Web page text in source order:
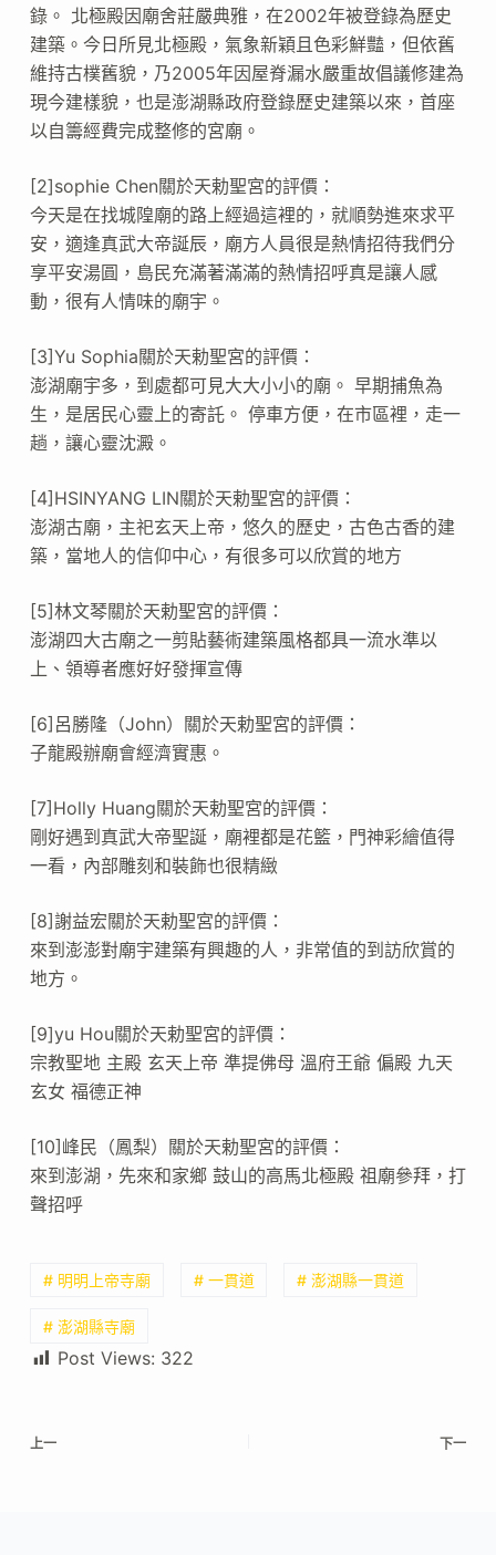
錄。 北極殿因廟舍莊嚴典雅，在2002年被登錄為歷史
建築。今日所見北極殿，氣象新穎且色彩鮮豔，但依舊
維持古樸舊貌，乃2005年因屋脊漏水嚴重故倡議修建為
現今建樣貌，也是澎湖縣政府登錄歷史建築以來，首座
以自籌經費完成整修的宮廟。
[2]sophie Chen關於天勅聖宮的評價：
今天是在找城隍廟的路上經過這裡的，就順勢進來求平
安，適逢真武大帝誕辰，廟方人員很是熱情招待我們分
享平安湯圓，島民充滿著滿滿的熱情招呼真是讓人感
動，很有人情味的廟宇。
[3]Yu Sophia關於天勅聖宮的評價：
澎湖廟宇多，到處都可見大大小小的廟。 早期捕魚為
生，是居民心靈上的寄託。 停車方便，在市區裡，走一
趟，讓心靈沈澱。
[4]HSINYANG LIN關於天勅聖宮的評價：
澎湖古廟，主祀玄天上帝，悠久的歷史，古色古香的建
築，當地人的信仰中心，有很多可以欣賞的地方
[5]林文琴關於天勅聖宮的評價：
澎湖四大古廟之一剪貼藝術建築風格都具一流水準以
上、領導者應好好發揮宣傳
[6]呂勝隆（John）關於天勅聖宮的評價：
子龍殿辦廟會經濟實惠。
[7]Holly Huang關於天勅聖宮的評價：
剛好遇到真武大帝聖誕，廟裡都是花籃，門神彩繪值得
一看，內部雕刻和裝飾也很精緻
[8]謝益宏關於天勅聖宮的評價：
來到澎澎對廟宇建築有興趣的人，非常值的到訪欣賞的
地方。
[9]yu Hou關於天勅聖宮的評價：
宗教聖地 主殿 玄天上帝 準提佛母 溫府王爺 偏殿 九天
玄女 福德正神
[10]峰民（鳳梨）關於天勅聖宮的評價：
來到澎湖，先來和家鄉 鼓山的高馬北極殿 祖廟參拜，打
聲招呼
# 明明上帝寺廟 # 一貫道 # 澎湖縣一貫道
# 澎湖縣寺廟
Post Views: 322
上一 下一